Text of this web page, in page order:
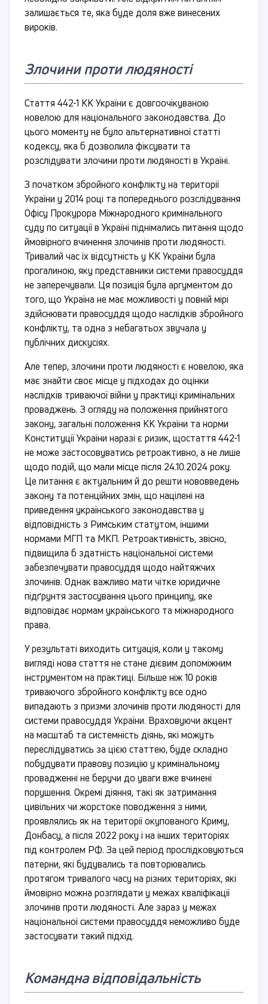
залишається те, яка буде доля вже винесених
вироків.
Злочини проти людяності
Стаття 442-1 КК України є довгоочікуваною
новелою для національного законодавства. До
цього моменту не було альтернативної статті
кодексу, яка б дозволила фіксувати та
розслідувати злочини проти людяності в Україні.
З початком збройного конфлікту на території
України у 2014 році та попереднього розслідування
Офісу Прокурора Міжнародного кримінального
суду по ситуації в Україні піднімались питання щодо
ймовірного вчинення злочинів проти людяності.
Тривалий час їх відсутність у КК України була
прогалиною, яку представники системи правосуддя
не заперечували. Ця позиція була аргументом до
того, що Україна не має можливості у повній мірі
здійснювати правосуддя щодо наслідків збройного
конфлікту, та одна з небагатьох звучала у
публічних дискусіях.
Але тепер, злочини проти людяності є новелою, яка
має знайти своє місце у підходах до оцінки
наслідків триваючої війни у практиці кримінальних
проваджень. З огляду на положення прийнятого
закону, загальні положення КК України та норми
Конституції України наразі є ризик, щостаття 442-1
не може застосовуватись ретроактивно, а не лише
щодо подій, що мали місце після 24.10.2024 року.
Це питання є актуальним й до решти нововведень
закону та потенційних змін, що націлені на
приведення українського законодавства у
відповідність з Римським статутом, іншими
нормами МГП та МКП. Ретроактивність, звісно,
підвищила б здатність національної системи
забезпечувати правосуддя щодо найтяжчих
злочинів. Однак важливо мати чітке юридичне
підґрунтя застосування цього принципу, яке
відповідає нормам українського та міжнародного
права.
У результаті виходить ситуація, коли у такому
вигляді нова стаття не стане дієвим допоміжним
інструментом на практиці. Більше ніж 10 років
триваючого збройного конфлікту все одно
випадають з призми злочинів проти людяності для
системи правосуддя України. Враховуючи акцент
на масштаб та системність діянь, які можуть
переслідуватись за цією статтею, буде складно
побудувати правову позицію у кримінальному
провадженні не беручи до уваги вже вчинені
порушення. Окремі діяння, такі як затримання
цивільних чи жорстоке поводження з ними,
проявлялись як на території окупованого Криму,
Донбасу, а після 2022 року і на інших територіях
під контролем РФ. За цей період прослідковуються
патерни, які будувались та повторювались
протягом тривалого часу на різних територіях, які
ймовірно можна розглядати у межах кваліфікації
злочинів проти людяності. Але зараз у межах
національної системи правосуддя неможливо буде
застосувати такий підхід.
Командна відповідальність